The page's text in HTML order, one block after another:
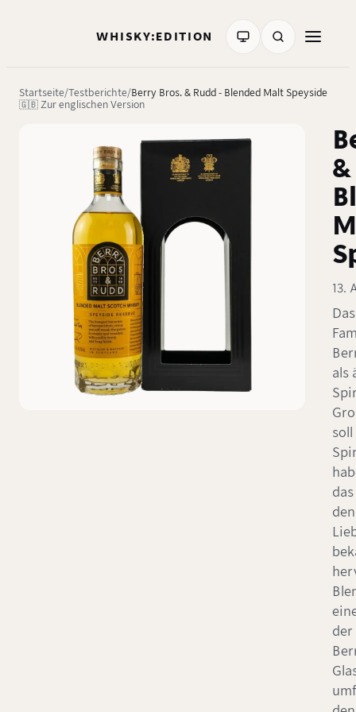
WHISKY:EDITION
Startseite Testberichte Berry Bros. & Rudd - Blended Malt Speyside
🇬🇧 Zur englischen Version
13.
Das
als
der